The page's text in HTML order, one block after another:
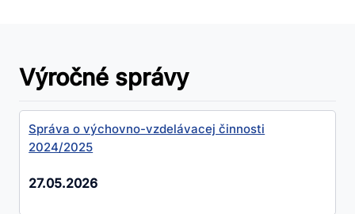
Výročné správy
Správa o výchovno-vzdelávacej činnosti
2024/2025
27.05.2026